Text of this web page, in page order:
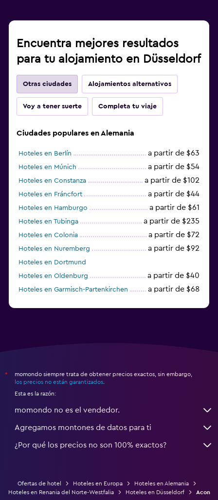
Encuentra mejores resultados
para tu alojamiento en Düsseldorf
Otras ciudades Alojamientos alternativos
Voy a tener suerte Completa tu viaje
Ciudades populares en Alemania
Hoteles en Berlín a partir de $63
Hoteles en Múnich a partir de $54
Hoteles en Constanza a partir de $102
Hoteles en Fráncfort a partir de $44
Hoteles en Hamburgo a partir de $61
Hoteles en Tubinga a partir de $235
Hoteles en Colonia a partir de $72
Hoteles en Nuremberg a partir de $92
Hoteles en Dortmund
Hoteles en Oldenburg
a partir de $40
Hoteles en Garmisch-Partenkirchen a partir de $68
*
momondo siempre trata de obtener precios exactos, sin embargo,
los precios no están garantizados
Esta es la razón:
momondo no es el vendedor.
Agregamos montones de datos para ti
¿Por qué los precios no son 100% exactos?
Ofertas de hotel Hoteles en Europa
Hoteles en Alemania
Hoteles en Renania del Norte-Westfalia
Hoteles en Düsseldorf Acon